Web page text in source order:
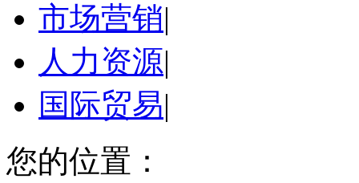
市场营销|
人力资源|
国际贸易|
您的位置：